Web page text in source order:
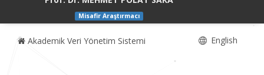
Misafir Araştırmacı
Akademik Veri Yönetim Sistemi English